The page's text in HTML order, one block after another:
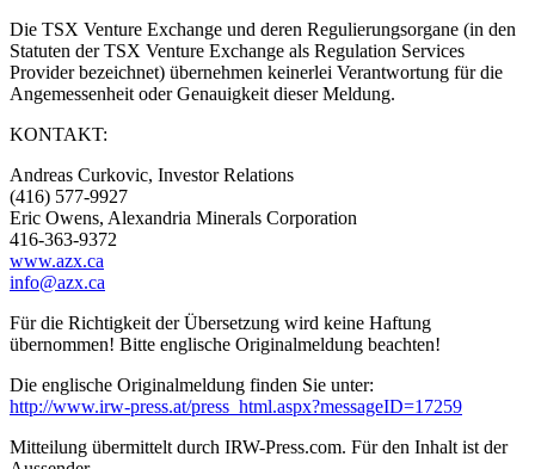
Die TSX Venture Exchange und deren Regulierungsorgane (in den
Statuten der TSX Venture Exchange als Regulation Services
Provider bezeichnet) übernehmen keinerlei Verantwortung für die
Angemessenheit oder Genauigkeit dieser Meldung.
KONTAKT:
Andreas Curkovic, Investor Relations
(416) 577-9927
Eric Owens, Alexandria Minerals Corporation
416-363-9372
www.azx.ca
info@azx.ca
Für die Richtigkeit der Übersetzung wird keine Haftung
übernommen! Bitte englische Originalmeldung beachten!
Die englische Originalmeldung finden Sie unter:
http://www.irw-press.at/press_html.aspx?messageID=17259
Mitteilung übermittelt durch IRW-Press.com. Für den Inhalt ist der